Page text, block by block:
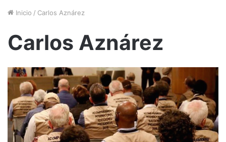
Inicio / Carlos Aznárez
Carlos Aznárez